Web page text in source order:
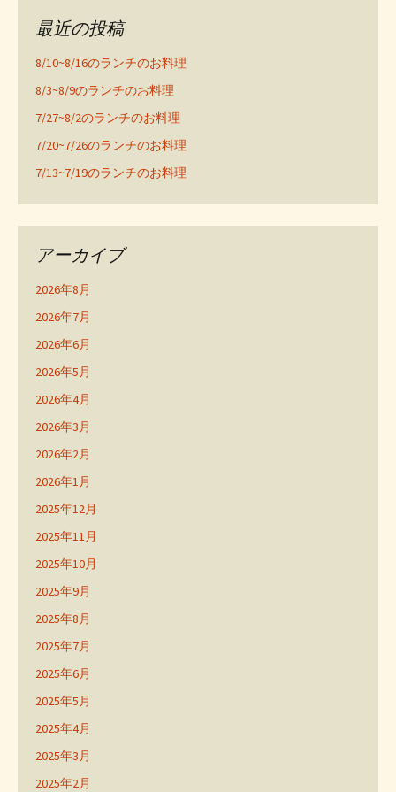
最近の投稿
8/10~8/16のランチのお料理
8/3~8/9のランチのお料理
7/27~8/2のランチのお料理
7/20~7/26のランチのお料理
7/13~7/19のランチのお料理
アーカイブ
2026年8月
2026年7月
2026年6月
2026年5月
2026年4月
2026年3月
2026年2月
2026年1月
2025年12月
2025年11月
2025年10月
2025年9月
2025年8月
2025年7月
2025年6月
2025年5月
2025年4月
2025年3月
2025年2月